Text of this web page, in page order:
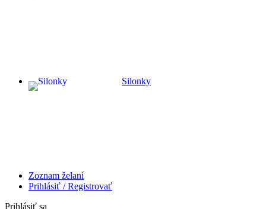
Silonky
Zoznam želaní
Prihlásiť / Registrovať
Prihlásiť sa